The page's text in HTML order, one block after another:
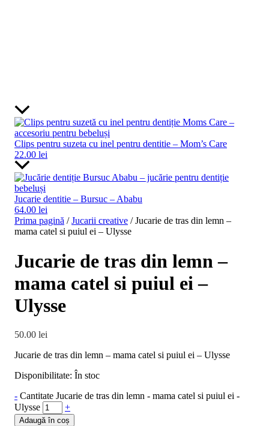
Clips pentru suzeta cu inel pentru dentitie – Mom’s Care
22.00 lei
Jucarie dentitie – Bursuc – Ababu
64.00 lei
Prima pagină /Jucarii creative / Jucarie de tras din lemn –
mama catel si puiul ei – Ulysse
Jucarie de tras din lemn –
mama catel si puiul ei –
Ulysse
50.00 lei
Jucarie de tras din lemn – mama catel si puiul ei – Ulysse
Disponibilitate: În stoc
- Cantitate Jucarie de tras din lemn - mama catel si puiul ei -
Ulysse
+
Adaugă în coș